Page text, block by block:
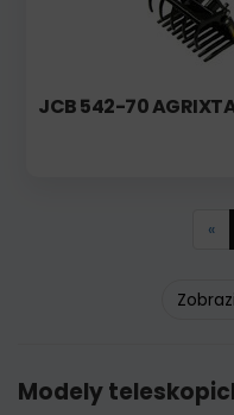
JCB 542-70
«
Modely